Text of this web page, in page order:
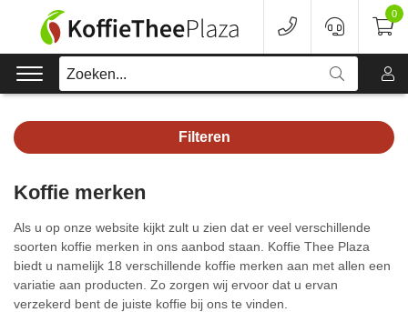
Zoeken...
0
Voordeelverpakking
Onderhoud
Filteren
Koffie merken
Als u op onze website kijkt zult u zien dat er veel verschillende
soorten koffie merken in ons aanbod staan. Koffie Thee Plaza
biedt u namelijk 18 verschillende koffie merken aan met allen een
variatie aan producten. Zo zorgen wij ervoor dat u ervan
verzekerd bent de juiste koffie bij ons te vinden.